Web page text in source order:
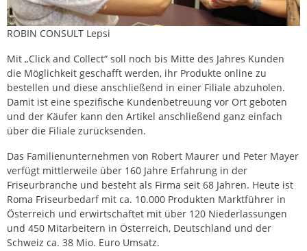
ROBIN CONSULT Lepsi
Mit „Click and Collect“ soll noch bis Mitte des Jahres Kunden
die Möglichkeit geschafft werden, ihr Produkte online zu
bestellen und diese anschließend in einer Filiale abzuholen.
Damit ist eine spezifische Kundenbetreuung vor Ort geboten
und der Käufer kann den Artikel anschließend ganz einfach
über die Filiale zurücksenden.
Das Familienunternehmen von Robert Maurer und Peter Mayer
verfügt mittlerweile über 160 Jahre Erfahrung in der
Friseurbranche und besteht als Firma seit 68 Jahren. Heute ist
Roma Friseurbedarf mit ca. 10.000 Produkten Marktführer in
Österreich und erwirtschaftet mit über 120 Niederlassungen
und 450 Mitarbeitern in Österreich, Deutschland und der
Schweiz ca. 38 Mio. Euro Umsatz.